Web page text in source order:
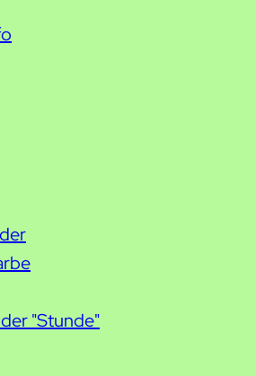
"Stunde"